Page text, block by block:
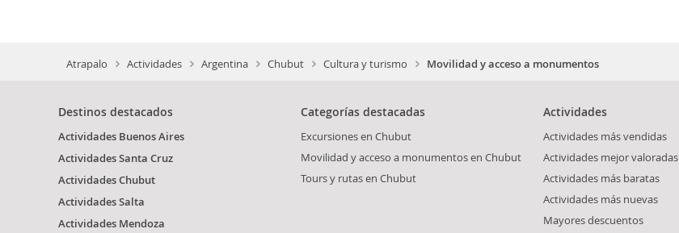
Atrapalo Actividades Argentina Chubut Cultura y turismo Movilidad y acceso a monumentos
Destinos destacados
Actividades Buenos Aires
Actividades Santa Cruz
Actividades Chubut
Actividades Salta
Actividades Mendoza
Categorías destacadas
Excursiones en Chubut
Movilidad y acceso a monumentos en Chubut
Tours y rutas en Chubut
Actividades
Actividades más vendidas
Actividades mejor valoradas
Actividades más baratas
Actividades más nuevas
Mayores descuentos